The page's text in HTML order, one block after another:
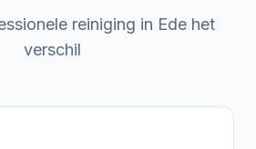
reiniging in Ede het
verschil